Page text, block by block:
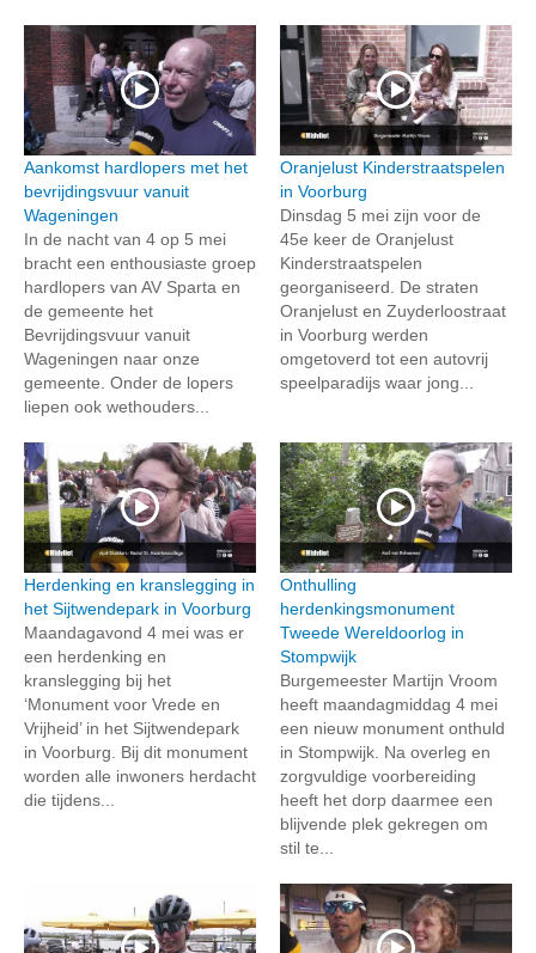
Aankomst hardlopers met het
bevrijdingsvuur vanuit
Wageningen
In de nacht van 4 op 5 mei
bracht een enthousiaste groep
hardlopers van AV Sparta en
de gemeente het
Bevrijdingsvuur vanuit
Wageningen naar onze
gemeente. Onder de lopers
liepen ook wethouders...
Oranjelust Kinderstraatspelen
in Voorburg
Dinsdag 5 mei zijn voor de
45e keer de Oranjelust
Kinderstraatspelen
georganiseerd. De straten
Oranjelust en Zuyderloostraat
in Voorburg werden
omgetoverd tot een autovrij
speelparadijs waar jong...
Herdenking en kranslegging in
het Sijtwendepark in Voorburg
Maandagavond 4 mei was er
een herdenking en
kranslegging bij het
‘Monument voor Vrede en
Vrijheid’ in het Sijtwendepark
in Voorburg. Bij dit monument
worden alle inwoners herdacht
die tijdens...
Onthulling
herdenkingsmonument
Tweede Wereldoorlog in
Stompwijk
Burgemeester Martijn Vroom
heeft maandagmiddag 4 mei
een nieuw monument onthuld
in Stompwijk. Na overleg en
zorgvuldige voorbereiding
heeft het dorp daarmee een
blijvende plek gekregen om
stil te...